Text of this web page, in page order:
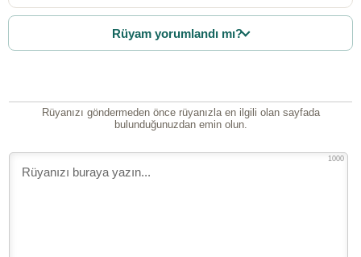
Rüyam yorumlandı mı?
Rüyanızı göndermeden önce rüyanızla en ilgili olan sayfada
bulunduğunuzdan emin olun.
1000